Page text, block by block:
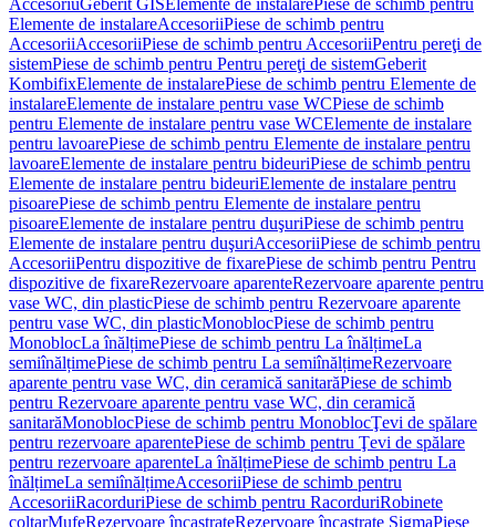
AccesoriuGeberit GISElemente de instalarePiese de schimb pentru
Elemente de instalareAccesoriiPiese de schimb pentru
AccesoriiAccesoriiPiese de schimb pentru AccesoriiPentru pereţi de
sistemPiese de schimb pentru Pentru pereţi de sistemGeberit
KombifixElemente de instalarePiese de schimb pentru Elemente de
instalareElemente de instalare pentru vase WCPiese de schimb
pentru Elemente de instalare pentru vase WCElemente de instalare
pentru lavoarePiese de schimb pentru Elemente de instalare pentru
lavoareElemente de instalare pentru bideuriPiese de schimb pentru
Elemente de instalare pentru bideuriElemente de instalare pentru
pisoarePiese de schimb pentru Elemente de instalare pentru
pisoareElemente de instalare pentru duşuriPiese de schimb pentru
Elemente de instalare pentru duşuriAccesoriiPiese de schimb pentru
AccesoriiPentru dispozitive de fixarePiese de schimb pentru Pentru
dispozitive de fixareRezervoare aparenteRezervoare aparente pentru
vase WC, din plasticPiese de schimb pentru Rezervoare aparente
pentru vase WC, din plasticMonoblocPiese de schimb pentru
MonoblocLa înălțimePiese de schimb pentru La înălțimeLa
semiînălțimePiese de schimb pentru La semiînălțimeRezervoare
aparente pentru vase WC, din ceramică sanitarăPiese de schimb
pentru Rezervoare aparente pentru vase WC, din ceramică
sanitarăMonoblocPiese de schimb pentru MonoblocŢevi de spălare
pentru rezervoare aparentePiese de schimb pentru Ţevi de spălare
pentru rezervoare aparenteLa înălțimePiese de schimb pentru La
înălțimeLa semiînălțimeAccesoriiPiese de schimb pentru
AccesoriiRacorduriPiese de schimb pentru RacorduriRobinete
colţarMufeRezervoare încastrateRezervoare încastrate SigmaPiese